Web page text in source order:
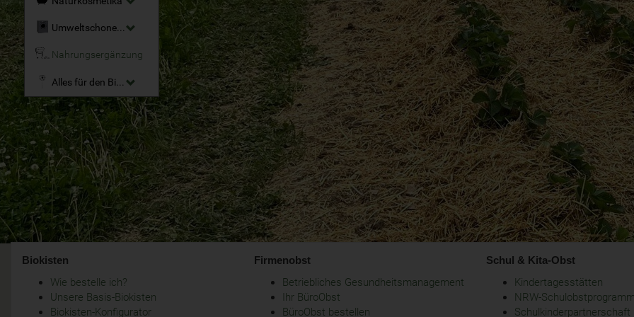
Umweltschonende Reinigungsmittel
Nahrungsergänzung
Alles für den Bio-Garten
Biokisten
Wie bestelle ich?
Unsere Basis-Biokisten
Biokisten-Konfigurator
Firmenobst
Betriebliches Gesundheitsmanagement
Ihr BüroObst
BüroObst bestellen
Schul & Kita-Obst
Kindertagesstätten
NRW-
Schulkinderpartnerschaft